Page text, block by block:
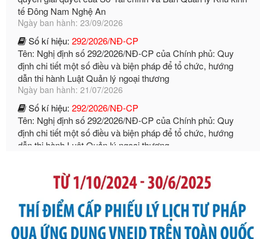
Số kí hiệu: 292/2026/NĐ-CP
Tên: Nghị định số 292/2026/NĐ-CP của Chính phủ: Quy
định chi tiết một số điều và biện pháp để tổ chức, hướng
dẫn thi hành Luật Quản lý ngoại thương
Ngày ban hành: 21/07/2026
Số kí hiệu:292/2026/NĐ-CP
Tên: Nghị định số 292/2026/NĐ-CP của Chính phủ: Quy
định chi tiết một số điều và biện pháp để tổ chức, hướng
dẫn thi hành Luật Quản lý ngoại thương
Ngày ban hành: 21/07/2026
Số kí hiệu: 105/2026/TT-BTC
bỏ Thông tư số 87/2019/TT- BТC ngày 19 tháng 12 năm
2019 của Bộ trưởng Bộ Tài chính hướng dẫn thực hiện xử
Ngày ban hành: 21/07/2026
Số kí hiệu:291/2026/NĐ-CP